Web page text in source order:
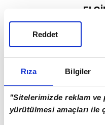
Rıza Bilgiler
"Sitelerimizde reklam ve
yürütülmesi amaçları ile
Reddet